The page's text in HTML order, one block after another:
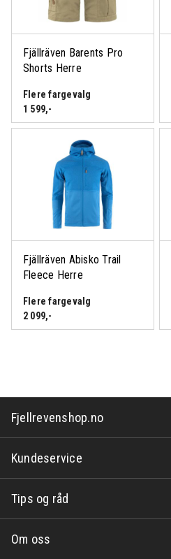
Fjällräven Barents Pro
Shorts Herre
Flere fargevalg
1 599,-
Fjällräven Abisko Trail
Fleece Herre
Flere fargevalg
2 099,-
Fjellrevenshop.no
Kundeservice
Tips og råd
Om oss